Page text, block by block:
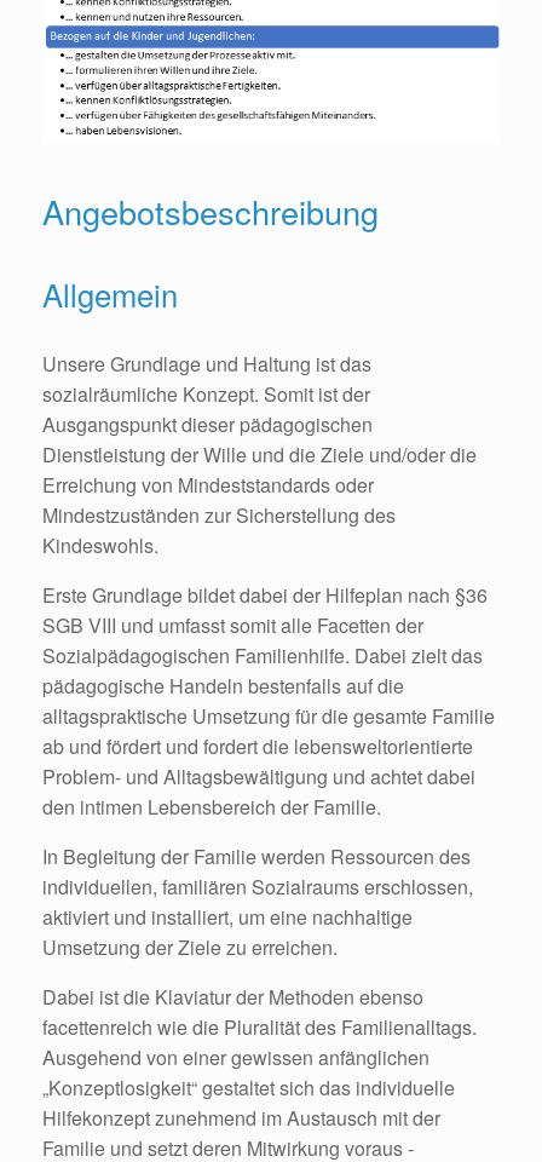
Angebotsbeschreibung
Allgemein
Unsere Grundlage und Haltung ist das
sozialräumliche Konzept. Somit ist der
Ausgangspunkt dieser pädagogischen
Dienstleistung der Wille und die Ziele und/oder die
Erreichung von Mindeststandards oder
Mindestzuständen zur Sicherstellung des
Kindeswohls.
Erste Grundlage bildet dabei der Hilfeplan nach §36
SGB VIII und umfasst somit alle Facetten der
Sozialpädagogischen Familienhilfe. Dabei zielt das
pädagogische Handeln bestenfalls auf die
alltagspraktische Umsetzung für die gesamte Familie
ab und fördert und fordert die lebensweltorientierte
Problem- und Alltagsbewältigung und achtet dabei
den intimen Lebensbereich der Familie.
In Begleitung der Familie werden Ressourcen des
individuellen, familiären Sozialraums erschlossen,
aktiviert und installiert, um eine nachhaltige
Umsetzung der Ziele zu erreichen.
Dabei ist die Klaviatur der Methoden ebenso
facettenreich wie die Pluralität des Familienalltags.
Ausgehend von einer gewissen anfänglichen
„Konzeptlosigkeit“ gestaltet sich das individuelle
Hilfekonzept zunehmend im Austausch mit der
Familie und setzt deren Mitwirkung voraus -